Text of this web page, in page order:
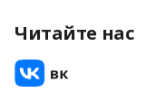
Читайте нас